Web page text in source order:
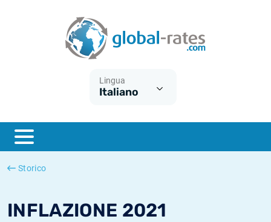
Lingua
Italiano
Storico
INFLAZIONE 2021
ESTER
SONIA
Cos'è l'inflazione CPI?
Cos'è l'inflazione HICP?
Inflazione Italia
Inflazione Stati Uniti
Tassi storici Euribor
Tassi storici di SONIA
Tassi storici di TONAR
Calcolatore dell’inflazione